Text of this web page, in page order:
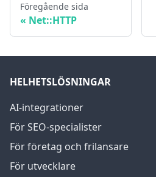
Föregående sida
Net::HTTP
HELHETSLÖSNINGAR
AI-integrationer
För SEO-specialister
För företag och frilansare
För utvecklare